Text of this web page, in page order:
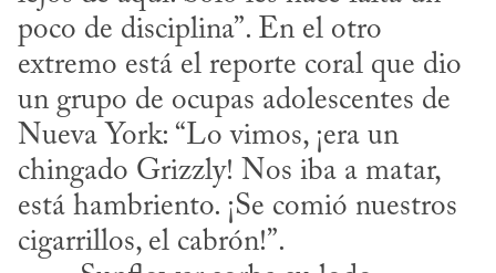
poco de disciplina”. En el otro
extremo está el reporte coral que dio
un grupo de ocupas adolescentes de
Nueva York: “Lo vimos, ¡era un
chingado Grizzly! Nos iba a matar,
está hambriento. ¡Se comió nuestros
cigarrillos, el cabrón!”.